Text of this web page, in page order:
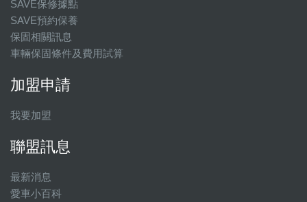
SAVE保修據點
SAVE預約保養
保固相關訊息
車輛保固條件及費用試算
加盟申請
我要加盟
聯盟訊息
最新消息
愛車小百科